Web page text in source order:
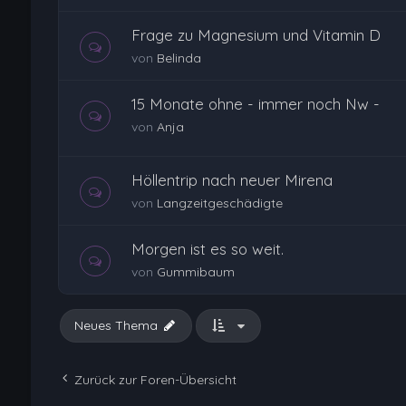
Frage zu Magnesium und Vitamin D
von Belinda
15 Monate ohne - immer noch Nw -
von Anja
Höllentrip nach neuer Mirena
von Langzeitgeschädigte
Morgen ist es so weit.
von Gummibaum
Neues Thema
Zurück zur Foren-Übersicht